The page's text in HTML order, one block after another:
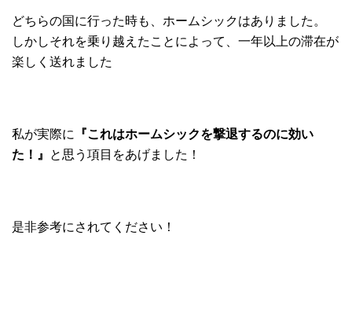
どちらの国に行った時も、ホームシックはありました。
しかしそれを乗り越えたことによって、 一年以上の滞在が
楽しく送れました
私が実際に 『これはホームシックを撃退するのに効い
た！』 と思う項目をあげました！
是非参考にされてください！